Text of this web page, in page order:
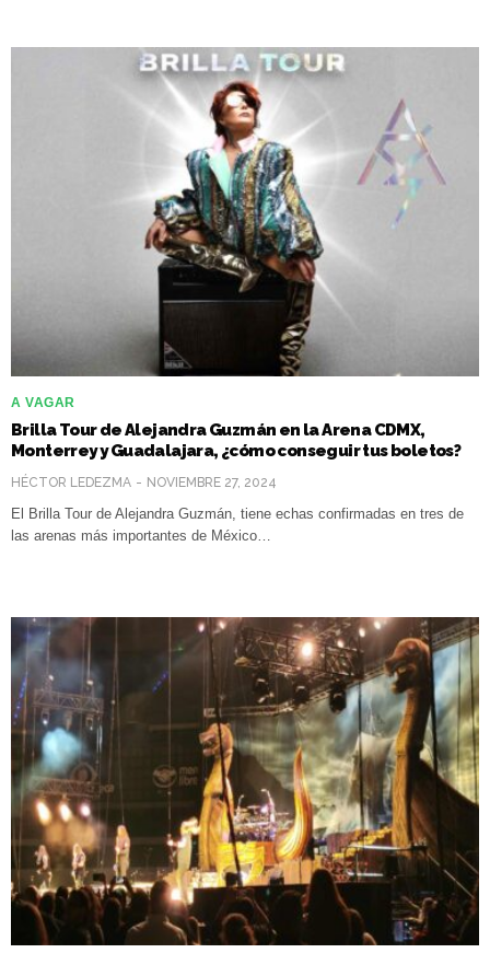
A VAGAR
Brilla Tour de Alejandra Guzmán en la Arena CDMX,
Monterrey y Guadalajara, ¿cómo conseguir tus boletos?
HÉCTOR LEDEZMA NOVIEMBRE 27, 2024
El Brilla Tour de Alejandra Guzmán, tiene echas confirmadas en tres de
las arenas más importantes de México…